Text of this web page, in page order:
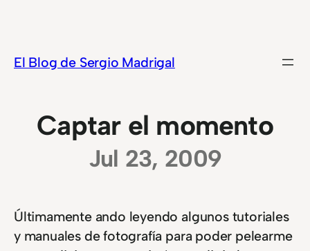
contenido
El Blog de Sergio Madrigal
Captar el momento
Jul 23, 2009
Últimamente ando leyendo algunos tutoriales
y manuales de fotografía para poder pelearme